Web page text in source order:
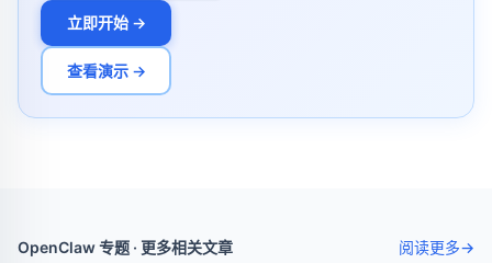
立即开始 →
查看演示 →
OpenClaw 专题 · 更多相关文章 阅读更多→